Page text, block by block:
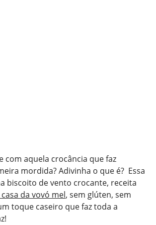
com aquela crocância que faz
mordida? Adivinha o que é? Essa
biscoito de vento crocante, receita
da vovó mel, sem glúten, sem
toque caseiro que faz toda a